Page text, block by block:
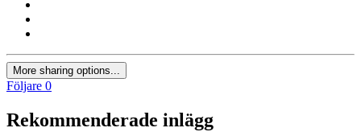
More sharing options...
Följare 0
Rekommenderade inlägg